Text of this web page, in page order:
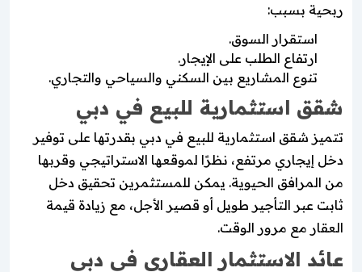
ربحية بسبب:
استقرار السوق.
ارتفاع الطلب على الإيجار.
تنوع المشاريع بين السكني والسياحي والتجاري.
شقق استثمارية للبيع في دبي
تتميز شقق استثمارية للبيع في دبي بقدرتها على توفير
دخل إيجاري مرتفع، نظرًا لموقعها الاستراتيجي وقربها
من المرافق الحيوية. يمكن للمستثمرين تحقيق دخل
ثابت عبر التأجير طويل أو قصير الأجل، مع زيادة قيمة
العقار مع مرور الوقت.
عائد الاستثمار العقاري في دبي